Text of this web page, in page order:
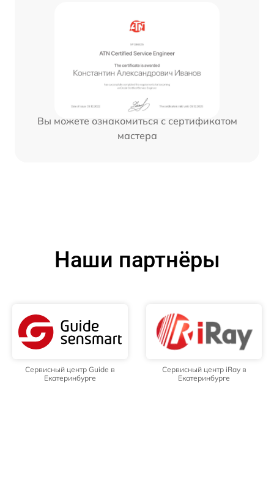
Вы можете ознакомиться с сертификатом
мастера
Наши партнёры
Сервисный центр Guide в
Екатеринбурге
Сервисный центр iRay в
Екатеринбурге